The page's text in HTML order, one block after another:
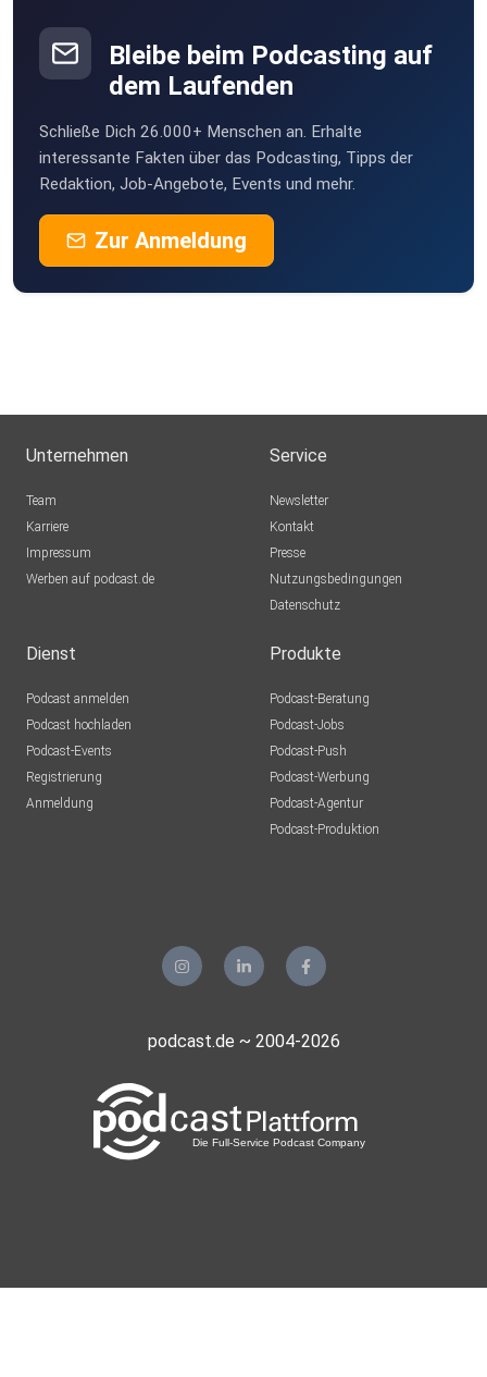
Bleibe beim Podcasting auf
dem Laufenden
Schließe Dich 26.000+ Menschen an. Erhalte
interessante Fakten über das Podcasting, Tipps der
Redaktion, Job-Angebote, Events und mehr.
Zur Anmeldung
Unternehmen
Team
Karriere
Impressum
Werben auf podcast.de
Service
Newsletter
Kontakt
Presse
Nutzungsbedingungen
Datenschutz
Dienst
Podcast anmelden
Podcast hochladen
Podcast-Events
Registrierung
Anmeldung
Produkte
Podcast-Beratung
Podcast-Jobs
Podcast-Push
Podcast-Werbung
Podcast-Agentur
Podcast-Produktion
podcast.de ~ 2004-2026